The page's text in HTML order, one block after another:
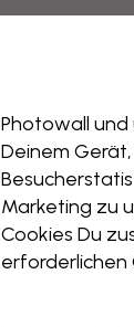
Photowall
Deinem
Marketing zu
Cookies Du
erforderlichen